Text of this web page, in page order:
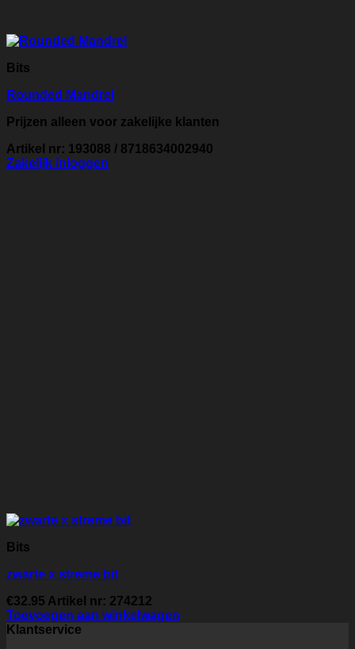
Bits
Rounded Mandrel
Prijzen alleen voor zakelijke klanten
Artikel nr: 193088 / 8718634002940
Zakelijk inloggen
Bits
zwarte x streme bit
€32.95 Artikel nr: 274212
Toevoegen aan winkelwagen
Klantservice